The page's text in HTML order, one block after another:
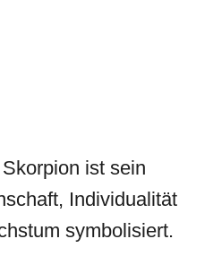
ist sein
Individualität
symbolisiert.